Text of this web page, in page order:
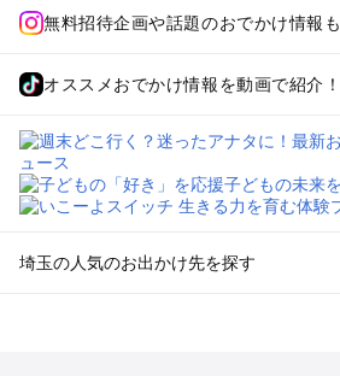
無料招待企画や話題のおでかけ情報も
オススメおでかけ情報を動画で紹介！
埼玉の人気のお出かけ先を探す